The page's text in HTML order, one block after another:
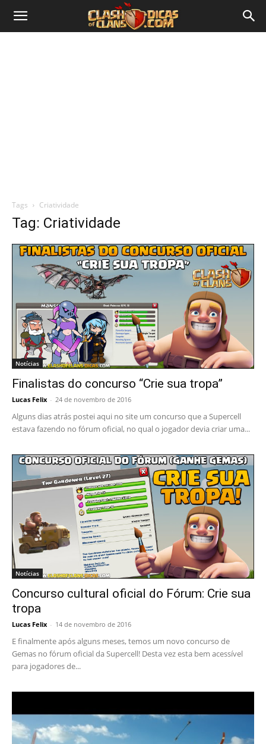
Tags Criatividade
Tag: Criatividade
Notícias
Finalistas do concurso “Crie sua tropa”
Lucas Felix - 24 de novembro de 2016
Alguns dias atrás postei aqui no site um concurso que a Supercell
estava fazendo no fórum oficial, no qual o jogador devia criar uma...
Notícias
Concurso cultural oficial do Fórum: Crie sua
tropa
Lucas Felix - 14 de novembro de 2016
E finalmente após alguns meses, temos um novo concurso de
Gemas no fórum oficial da Supercell! Desta vez esta bem acessível
para jogadores de...